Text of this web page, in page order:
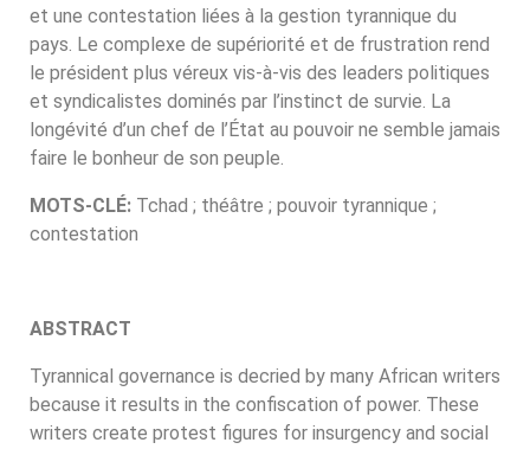
et une contestation liées à la gestion tyrannique du
pays. Le complexe de supériorité et de frustration rend
le président plus véreux vis-à-vis des leaders politiques
et syndicalistes dominés par l’instinct de survie. La
longévité d’un chef de l’État au pouvoir ne semble jamais
faire le bonheur de son peuple.
MOTS-CLÉ: Tchad ; théâtre ; pouvoir tyrannique ;
contestation
ABSTRACT
Tyrannical governance is decried by many African writers
because it results in the confiscation of power. These
writers create protest figures for insurgency and social